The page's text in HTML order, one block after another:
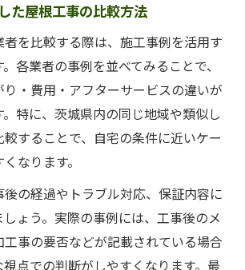
た屋根工事の比較方法
を比較する際は、施工事例を活用す
各業者の事例を並べてみることで、
・費用・アフターサービスの違いが
特に、茨城県内の同じ地域や類似し
することで、自宅の条件に近いケー
なります。
の経過やトラブル対応、保証内容に
ょう。実際の事例には、工事後のメ
工事の要否などが記載されている場合
点での判断がしやすくなります。最